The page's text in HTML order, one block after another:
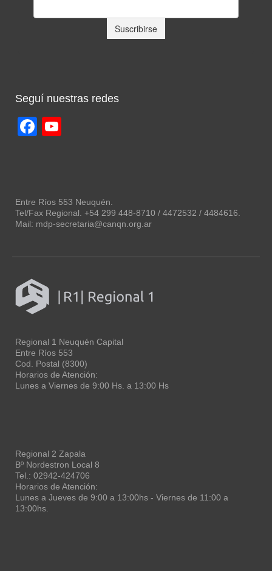
Seguí nuestras redes
Facebook
Entre Ríos 553 Neuquén.
Tel/Fax Regional. +54 299 448-8710 / 4472532 / 4484616.
Mail: mdp-secretaria@canqn.org.ar
Regional 1 Neuquén Capital
Entre Ríos 553
Cod. Postal (8300)
Horarios de Atención:
Lunes a Viernes de 9:00 Hs. a 13:00 Hs
Regional 2 Zapala
Bº Nordestron Local 8
Tel.: 02942-424706
Horarios de Atención:
Lunes a Jueves de 9:00 a 13:00hs - Viernes de 11:00 a
13:00hs.